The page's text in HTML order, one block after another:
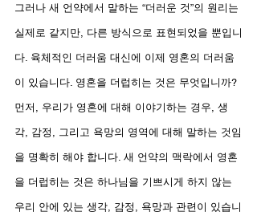
그러나 새 언약에서 말하는 “더러운 것”의 원리는
실제로 같지만, 다른 방식으로 표현되었을 뿐입니
다. 육체적인 더러움 대신에 이제 영혼의 더러움
이 있습니다. 영혼을 더럽히는 것은 무엇입니까?
먼저, 우리가 영혼에 대해 이야기하는 경우, 생
각, 감정, 그리고 욕망의 영역에 대해 말하는 것임
을 명확히 해야 합니다. 새 언약의 맥락에서 영혼
을 더럽히는 것은 하나님을 기쁘시게 하지 않는
우리 안에 있는 생각, 감정, 욕망과 관련이 있습니